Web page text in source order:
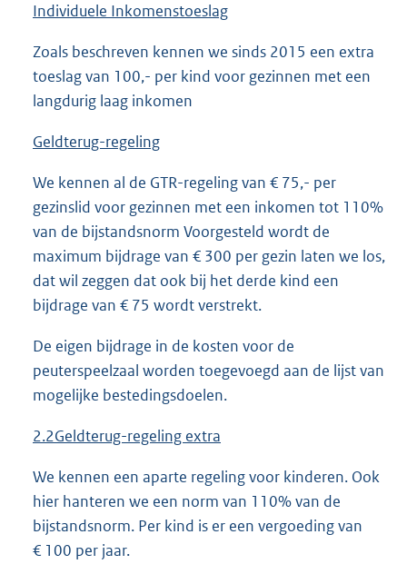
Individuele Inkomenstoeslag
Zoals beschreven kennen we sinds 2015 een extra
toeslag van 100,- per kind voor gezinnen met een
langdurig laag inkomen
Geldterug-regeling
We kennen al de GTR-regeling van € 75,- per
gezinslid voor gezinnen met een inkomen tot 110%
van de bijstandsnorm Voorgesteld wordt de
maximum bijdrage van € 300 per gezin laten we los,
dat wil zeggen dat ook bij het derde kind een
bijdrage van € 75 wordt verstrekt.
De eigen bijdrage in de kosten voor de
peuterspeelzaal worden toegevoegd aan de lijst van
mogelijke bestedingsdoelen.
2.2Geldterug-regeling extra
We kennen een aparte regeling voor kinderen. Ook
hier hanteren we een norm van 110% van de
bijstandsnorm. Per kind is er een vergoeding van
€ 100 per jaar.